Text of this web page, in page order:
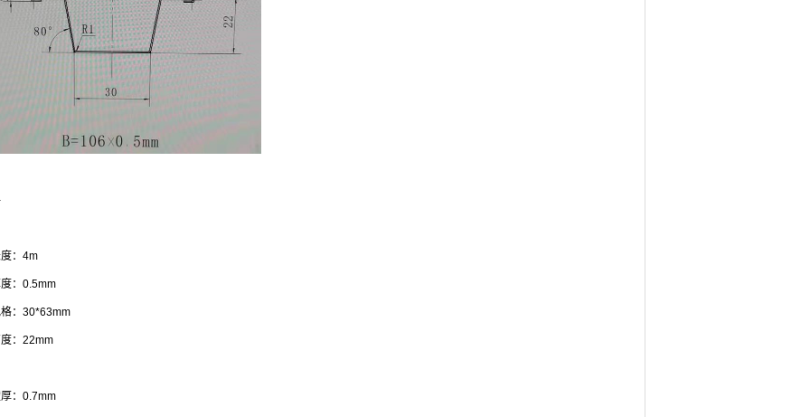
：4m
：0.5mm
：30*63mm
：22mm
：0.7mm